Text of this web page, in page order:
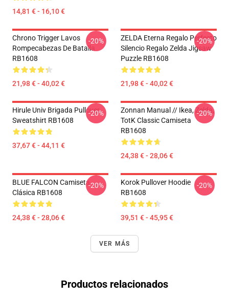
14,81 € - 16,10 €
Chrono Trigger Lavos
Rompecabezas De Batalla
RB1608
21,98 € - 40,02 €
-20%
ZELDA Eterna Regalo Perfecto
Silencio Regalo Zelda Jigsaw
Puzzle RB1608
21,98 € - 40,02 €
-20%
Hirule Univ Brigada Pullover
Sweatshirt RB1608
37,67 € - 44,11 €
-20%
Zonnan Manual // Ikea, Zelda,
TotK Classic Camiseta
RB1608
24,38 € - 28,06 €
-20%
BLUE FALCON Camiseta
Clásica RB1608
24,38 € - 28,06 €
-20%
Korok Pullover Hoodie
RB1608
39,51 € - 45,95 €
-20%
VER MÁS
Productos relacionados